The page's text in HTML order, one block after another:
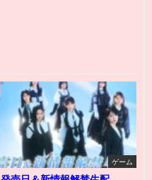
ゲーム